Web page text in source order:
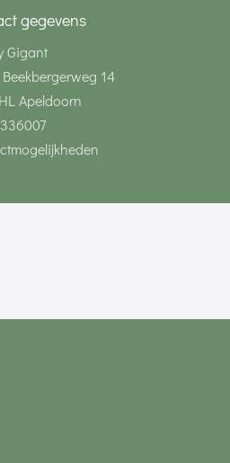
gegevens
Gigant
14
Apeldoorn